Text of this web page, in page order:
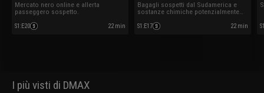
Mercato nero online e allerta
passeggero sospetto.
S1 :E20 22 min
Bagagli sospetti dal Sudamerica e
sostanze chimiche potenzialmente
S1 :E17 22 min
I più visti di DMAX